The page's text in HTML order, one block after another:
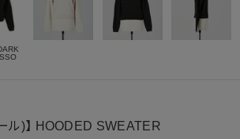
ル)】 HOODED SWEATER